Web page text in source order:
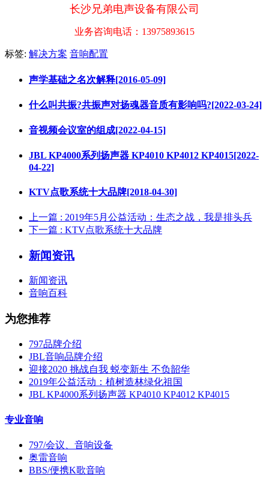
长沙兄弟电声设备有限公司
业务咨询电话：13975893615
标签: 解决方案 音响配置
声学基础之名次解释[2016-05-09]
什么叫共振?共振声对扬魂器音质有影响吗?[2022-03-24]
音视频会议室的组成[2022-04-15]
JBL KP4000系列扬声器 KP4010 KP4012 KP4015[2022-
04-22]
KTV点歌系统十大品牌[2018-04-30]
上一篇 : 2019年5月公益活动：生态之战，我是排头兵
下一篇 : KTV点歌系统十大品牌
新闻资讯
新闻资讯
音响百科
为您推荐
797品牌介绍
JBL音响品牌介绍
迎接2020 挑战自我 蜕变新生 不负韶华
2019年公益活动：植树造林绿化祖国
JBL KP4000系列扬声器 KP4010 KP4012 KP4015
专业音响
797/会议、音响设备
奥雷音响
BBS/便携K歌音响